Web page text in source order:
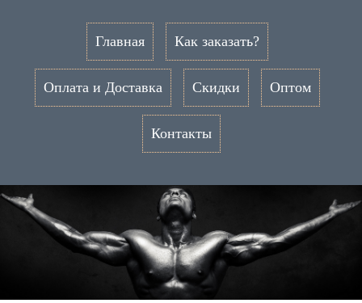
Главная Как заказать?
Оплата и Доставка Скидки Оптом
Контакты